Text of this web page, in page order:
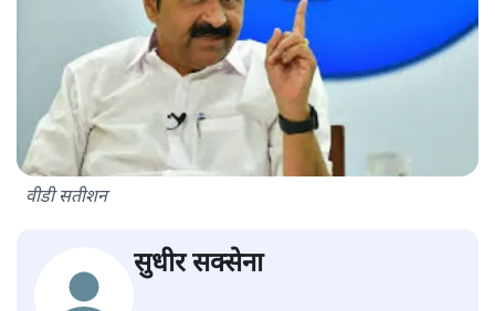
वीडी सतीशन
सुधीर सक्सेना